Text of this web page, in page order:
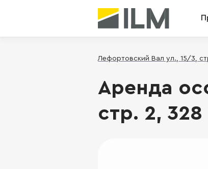
Лефортовский Вал ул., 15/3,
Аренда
стр. 2,